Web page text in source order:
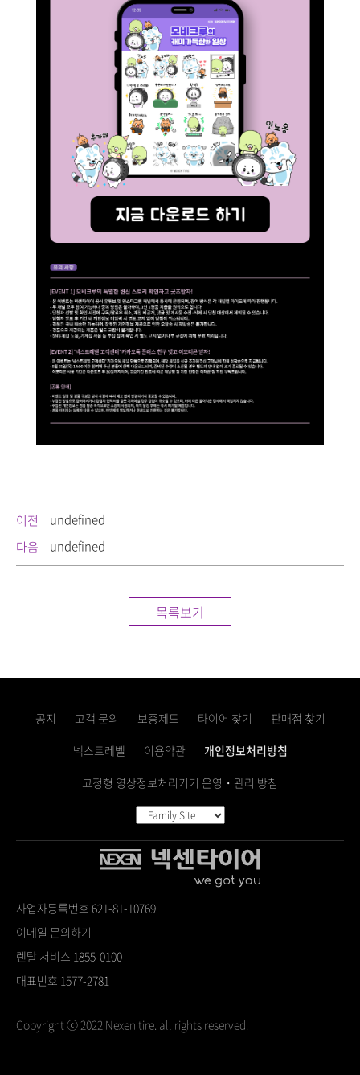
이전
undefined
다음
undefined
목록보기
공지 고객 문의 보증제도 타이어 찾기
판매점 찾기
넥스트레벨
이용약관
개인정보처리방침
고정형 영상정보처리기기 운영・관리 방침
사업자등록번호 621-81-10769
이메일 문의하기
렌탈 서비스 1855-0100
대표번호 1577-2781
Copyright ⓒ 2022 Nexen tire. all rights reserved.